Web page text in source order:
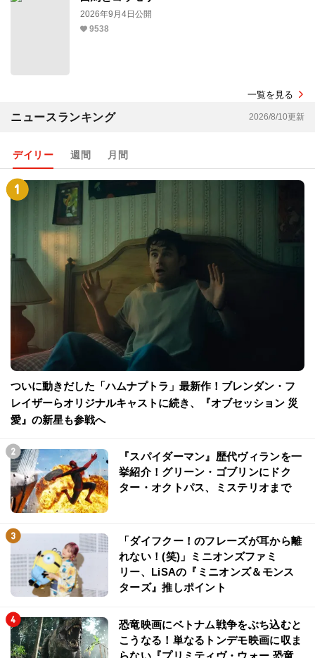
2026年9月4日公開
9538
一覧を見る
ニュースランキング 2026/8/10更新
デイリー 週間 月間
ついに動きだした「ハムナプトラ」最新作！ブレンダン・フ
レイザーらオリジナルキャストに続き、『オブセッション 災
愛』の新星も参戦へ
『スパイダーマン』歴代ヴィランを一
挙紹介！グリーン・ゴブリンにドク
ター・オクトパス、ミステリオまで
「ダイフクー！のフレーズが耳から離
れない！(笑)」ミニオンズファミ
リー、LiSAの『ミニオンズ＆モンス
ターズ』推しポイント
恐竜映画にベトナム戦争をぶち込むと
こうなる！単なるトンデモ映画に収ま
らない『プリミティヴ・ウォー 恐竜